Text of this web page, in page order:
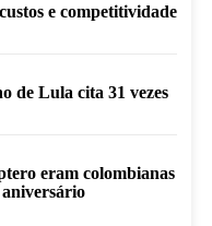
e competitividade
de Lula cita 31 vezes
eram colombianas